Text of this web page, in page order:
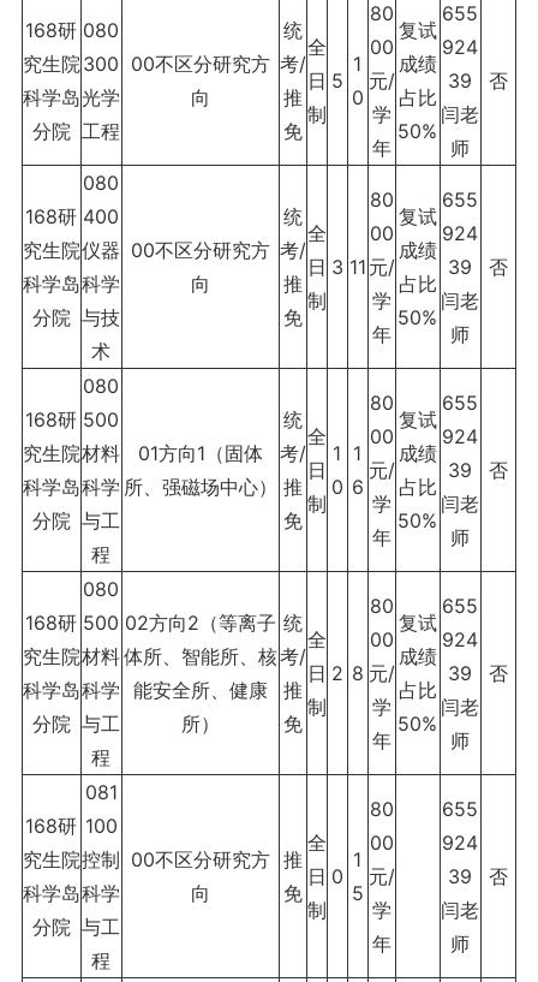
168研
究生院
科学岛
分院
080
300
光学
工程
00不区分研究方
向
统
考/
推
免
全
日
制
5
1
0
80
00
元/
学
年
复试
成绩
占比
50%
655
924
39
闫老
师
否
168研
究生院
科学岛
分院
080
400
仪器
科学
与技
术
00不区分研究方
向
统
考/
推
免
全
日
制
3 11
80
00
元/
学
年
复试
成绩
占比
50%
655
924
39
闫老
师
否
168研
究生院
科学岛
分院
080
500
材料
科学
与工
程
01方向1（固体
所、强磁场中心）
统
考/
推
免
全
日
制
1
0
1
6
80
00
元/
学
年
复试
成绩
占比
50%
655
924
39
闫老
师
否
168研
究生院
科学岛
分院
080
500
材料
科学
与工
程
02方向2（等离子
体所、智能所、核
能安全所、健康
所）
统
考/
推
免
全
日
制
2 8
80
00
元/
学
年
复试
成绩
占比
50%
655
924
39
闫老
师
否
168研
究生院
科学岛
分院
081
100
控制
科学
与工
程
00不区分研究方
向
推
免
全
日
制
0
1
5
80
00
元/
学
年
655
924
39
闫老
师
否